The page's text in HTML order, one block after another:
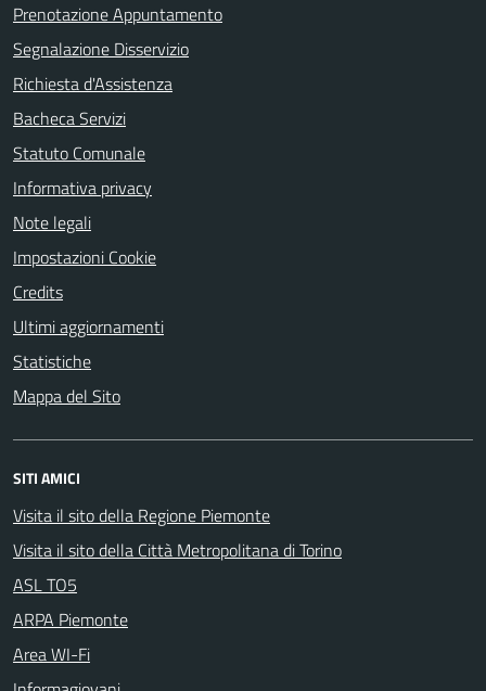
Prenotazione Appuntamento
Segnalazione Disservizio
Richiesta d'Assistenza
Bacheca Servizi
Statuto Comunale
Informativa privacy
Note legali
Impostazioni Cookie
Credits
Ultimi aggiornamenti
Statistiche
Mappa del Sito
SITI AMICI
Visita il sito della Regione Piemonte
Visita il sito della Città Metropolitana di Torino
ASL TO5
ARPA Piemonte
Area WI-Fi